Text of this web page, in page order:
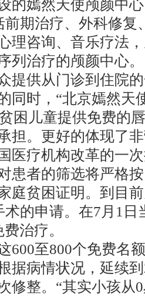
的嫣然天使颅颜中
前期治疗、外科修复
理咨询、音乐疗法
列治疗的颅颜中心。
供从门诊到住院的
同时，“北京嫣然天
困儿童提供免费的
担。更好的体现了
医疗机构改革的一
者的筛选将严格按
庭贫困证明。到目
术的申请。在7月1日
治疗。
至800个免费名额
据病情状况，延续
修整。“其实小孩从